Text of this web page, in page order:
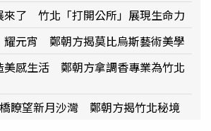
來了 竹北「打開公所」展現生命力
耀元宵 鄭朝方揭莫比烏斯藝術美學
美感生活 鄭朝方拿調香專業為竹北
瞭望新月沙灣 鄭朝方揭竹北秘境